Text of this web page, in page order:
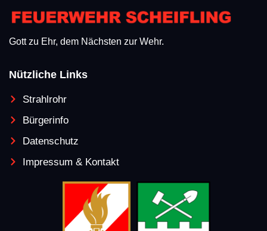
Gott zu Ehr, dem Nächsten zur Wehr.
Nützliche Links
Strahlrohr
Bürgerinfo
Datenschutz
Impressum & Kontakt